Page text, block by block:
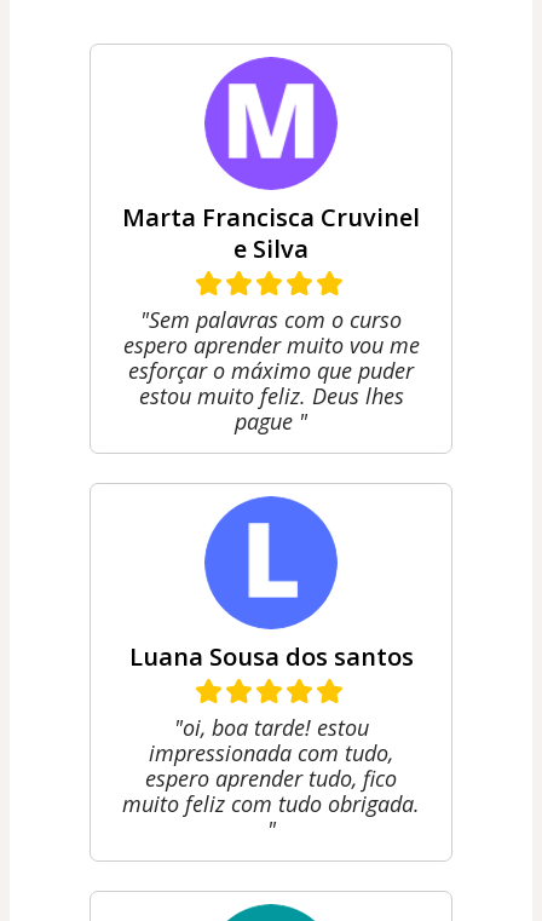
Marta Francisca Cruvinel
e Silva
"Sem palavras com o curso
espero aprender muito vou me
esforçar o máximo que puder
estou muito feliz. Deus lhes
pague "
Luana Sousa dos santos
"oi, boa tarde! estou
impressionada com tudo,
espero aprender tudo, fico
muito feliz com tudo obrigada.
"